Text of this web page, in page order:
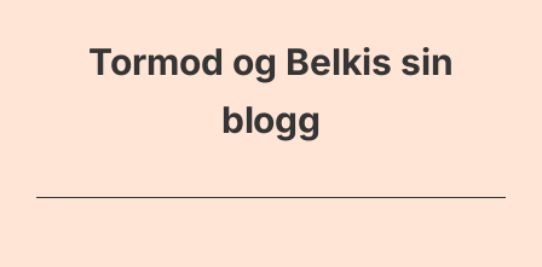
Tormod og Belkis sin
blogg